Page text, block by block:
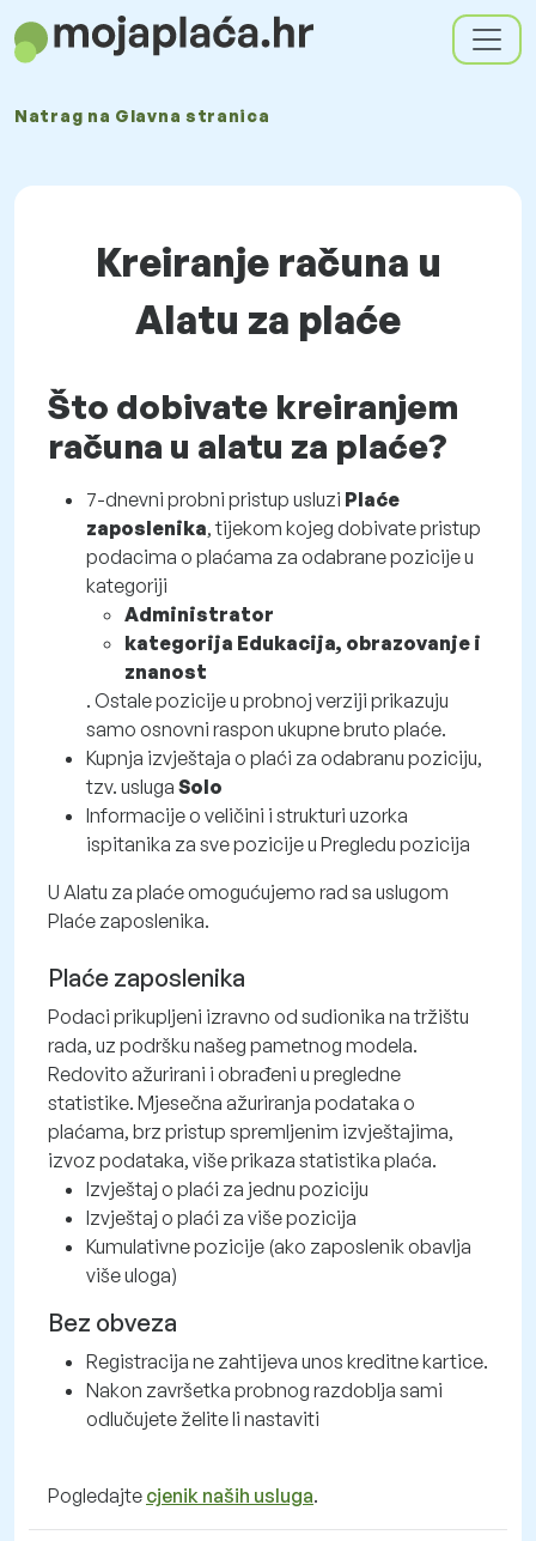
Natrag na Glavna stranica
Kreiranje računa u
Alatu za plaće
Što dobivate kreiranjem
računa u alatu za plaće?
7-dnevni probni pristup usluzi Plaće
zaposlenika, tijekom kojeg dobivate pristup
podacima o plaćama za odabrane pozicije u
kategoriji
Administrator
kategorija Edukacija, obrazovanje i
znanost
. Ostale pozicije u probnoj verziji prikazuju
samo osnovni raspon ukupne bruto plaće.
Kupnja izvještaja o plaći za odabranu poziciju,
tzv. usluga Solo
Informacije o veličini i strukturi uzorka
ispitanika za sve pozicije u Pregledu pozicija
U Alatu za plaće omogućujemo rad sa uslugom
Plaće zaposlenika.
Plaće zaposlenika
Podaci prikupljeni izravno od sudionika na tržištu
rada, uz podršku našeg pametnog modela.
Redovito ažurirani i obrađeni u pregledne
statistike. Mjesečna ažuriranja podataka o
plaćama, brz pristup spremljenim izvještajima,
izvoz podataka, više prikaza statistika plaća.
Izvještaj o plaći za jednu poziciju
Izvještaj o plaći za više pozicija
Kumulativne pozicije (ako zaposlenik obavlja
više uloga)
Bez obveza
Registracija ne zahtijeva unos kreditne kartice.
Nakon završetka probnog razdoblja sami
odlučujete želite li nastaviti
Pogledajte cjenik naših usluga.